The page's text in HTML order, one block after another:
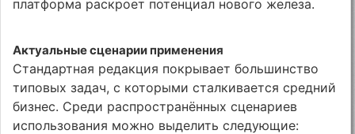
платформа раскроет потенциал нового железа.
Актуальные сценарии применения
Стандартная редакция покрывает большинство
типовых задач, с которыми сталкивается средний
бизнес. Среди распространённых сценариев
использования можно выделить следующие: